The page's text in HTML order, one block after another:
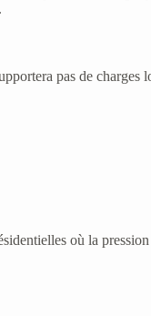
pas de
où la